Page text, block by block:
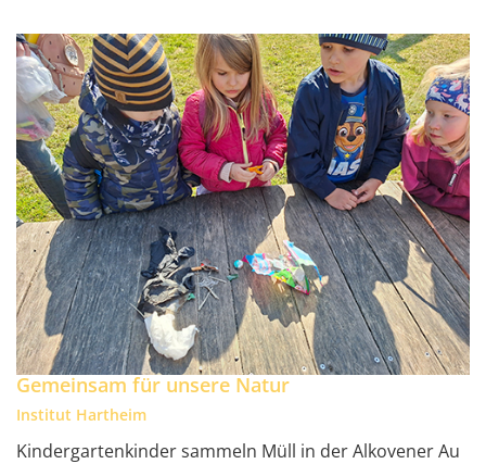
Gemeinsam für unsere Natur
Institut Hartheim
Kindergartenkinder sammeln Müll in der Alkovener Au